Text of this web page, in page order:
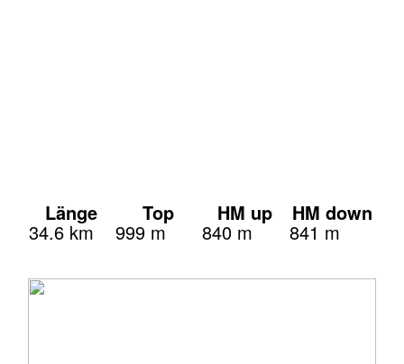
Länge Top HM up HM down
34.6 km 999 m 840 m 841 m